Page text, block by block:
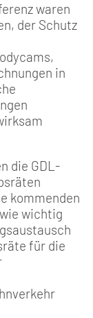
waren
der Schutz
in
die GDL-
kommenden
wichtig
für die